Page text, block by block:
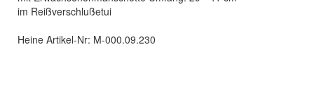
im Reißverschlußetui
Heine Artikel-Nr: M-000.09.230